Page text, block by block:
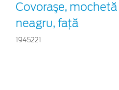
Covoraşe,
neagru, faţă
1945221